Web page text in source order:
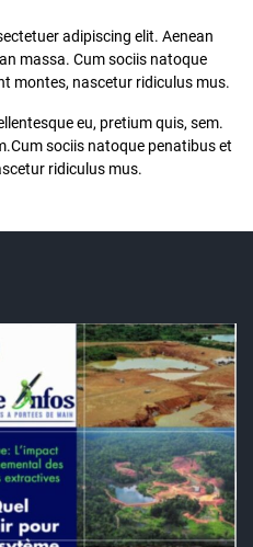
adipiscing elit. Aenean
massa. Cum sociis natoque
montes, nascetur ridiculus mus.
eu, pretium quis, sem.
sociis natoque penatibus et
ridiculus mus.